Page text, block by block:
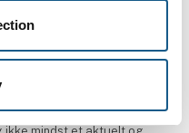
for automation, motion &
on-udforskning af